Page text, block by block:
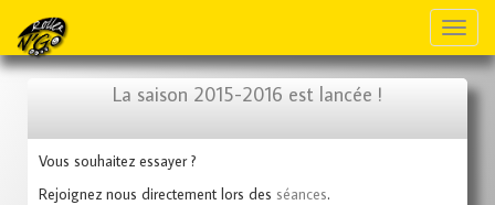
La saison 2015-2016 est lancée !
Vous souhaitez essayer ?
Rejoignez nous directement lors des séances.